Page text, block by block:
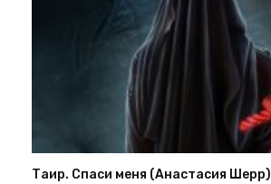
Таир. Спаси меня (Анастасия Шерр)